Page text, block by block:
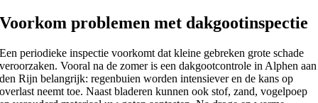
Voorkom problemen met dakgootinspectie
Een periodieke inspectie voorkomt dat kleine gebreken grote schade
veroorzaken. Vooral na de zomer is een dakgootcontrole in Alphen aan
den Rijn belangrijk: regenbuien worden intensiever en de kans op
overlast neemt toe. Naast bladeren kunnen ook stof, zand, vogelpoep